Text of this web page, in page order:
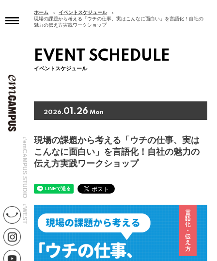
インフォメーション
INFORMATION
コンセプト
アクセス
ACCESS
フロアガイド
SITE MAP PRIVACY POLICY
ホーム
イベントスケジュール
現場の課題から考える「ウチの仕事、実はこんなに面白い」を言語化！自社の
魅力の伝え方実践ワークショップ
EVENT SCHEDULE
イベントスケジュール
2026.01.26 Mon
#emCAMPUS STUDIO
#WEST
現場の課題から考える「ウチの仕事、実は
こんなに面白い」を言語化！自社の魅力の
伝え方実践ワークショップ